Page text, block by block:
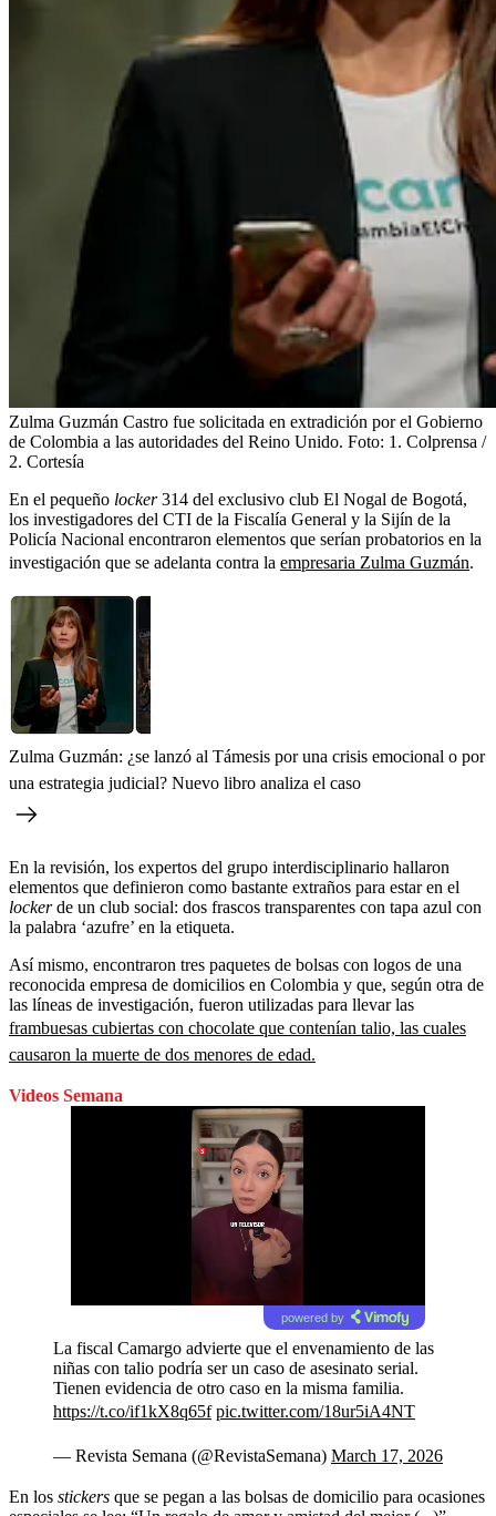
Zulma Guzmán Castro fue solicitada en extradición por el Gobierno
de Colombia a las autoridades del Reino Unido. Foto: 1. Colprensa /
2. Cortesía
En el pequeño locker314 del exclusivo club El Nogal de Bogotá,
los investigadores del CTI de la Fiscalía General y la Sijín de la
Policía Nacional encontraron elementos que serían probatorios en la
investigación que se adelanta contra la empresaria Zulma Guzmán.
Zulma Guzmán: ¿se lanzó al Támesis por una crisis emocional o por
una estrategia judicial? Nuevo libro analiza el caso
En la revisión, los expertos del grupo interdisciplinario hallaron
elementos que definieron como bastante extraños para estar en el
lockerde un club social: dos frascos transparentes con tapa azul con
la palabra ‘azufre’ en la etiqueta.
Así mismo, encontraron tres paquetes de bolsas con logos de una
reconocida empresa de domicilios en Colombia y que, según otra de
las líneas de investigación, fueron utilizadas para llevar las
frambuesas cubiertas con chocolate que contenían talio, las cuales
causaron la muerte de dos menores de edad.
Videos Semana
powered by
La fiscal Camargo advierte que el envenamiento de las
niñas con talio podría ser un caso de asesinato serial.
Tienen evidencia de otro caso en la misma familia.
https://t.co/if1kX8q65f pic.twitter.com/18ur5iA4NT
— Revista Semana (@RevistaSemana) March 17, 2026
En los stickers que se pegan a las bolsas de domicilio para ocasiones